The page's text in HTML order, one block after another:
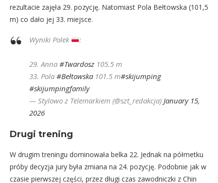
rezultacie zajęła 29. pozycję. Natomiast Pola Bełtowska (101,5
m) co dało jej 33. miejsce.
Wyniki Polek :
29. Anna #Twardosz 105.5 m
33. Pola #Bełtowska 101.5 m#skijumping
#skijumpingfamily
— Stylowo z Telemarkiem (@szt_redakcja) January 15,
2026
Drugi trening
W drugim treningu dominowała belka 22. Jednak na półmetku
próby decyzja jury była zmiana na 24. pozycję. Podobnie jak w
czasie pierwszej części, przez długi czas zawodniczki z Chin